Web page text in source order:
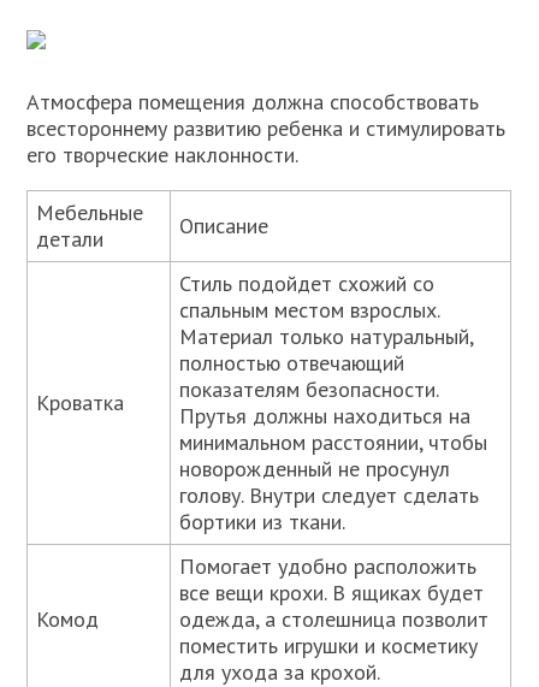
Атмосфера помещения должна способствовать
всестороннему развитию ребенка и стимулировать
его творческие наклонности.
Мебельные
детали
Описание
Кроватка
Стиль подойдет схожий со
спальным местом взрослых.
Материал только натуральный,
полностью отвечающий
показателям безопасности.
Прутья должны находиться на
минимальном расстоянии, чтобы
новорожденный не просунул
голову. Внутри следует сделать
бортики из ткани.
Комод
Помогает удобно расположить
все вещи крохи. В ящиках будет
одежда, а столешница позволит
поместить игрушки и косметику
для ухода за крохой.